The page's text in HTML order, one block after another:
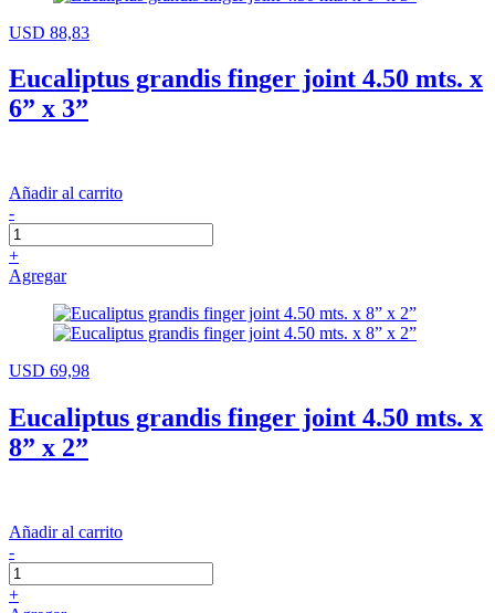
USD 88,83
Eucaliptus grandis finger joint 4.50 mts. x
6” x 3”
Añadir al carrito
-
+
Agregar
USD 69,98
Eucaliptus grandis finger joint 4.50 mts. x
8” x 2”
Añadir al carrito
-
+